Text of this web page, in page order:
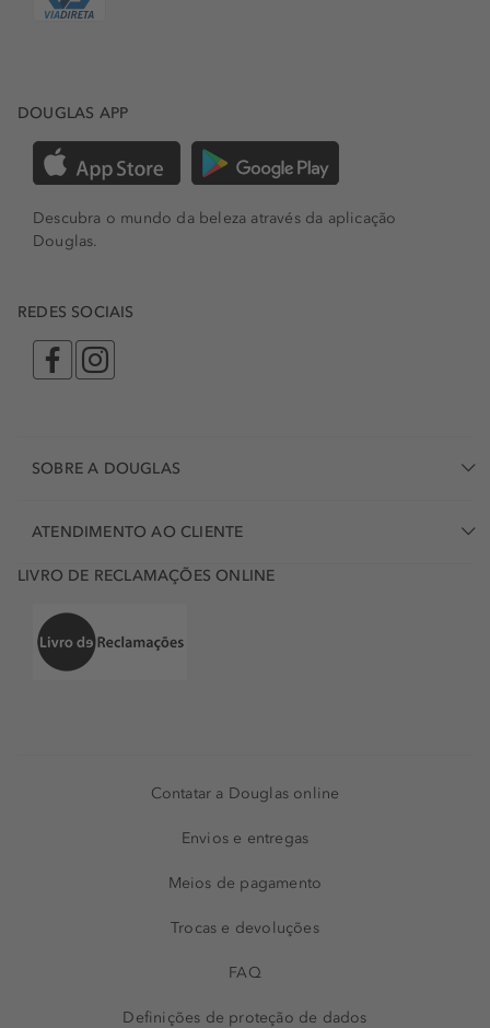
DOUGLAS APP
Descubra o mundo da beleza através da aplicação
Douglas.
REDES SOCIAIS
SOBRE A DOUGLAS
ATENDIMENTO AO CLIENTE
LIVRO DE RECLAMAÇÕES ONLINE
Contatar a Douglas online
Envios e entregas
Meios de pagamento
Trocas e devoluções
FAQ
Definições de proteção de dados